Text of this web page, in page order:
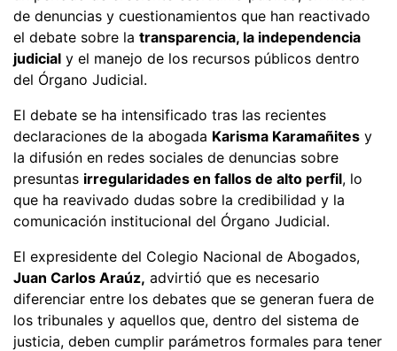
de denuncias y cuestionamientos que han reactivado
el debate sobre la transparencia, la independencia
judicial y el manejo de los recursos públicos dentro
del Órgano Judicial.
El debate se ha intensificado tras las recientes
declaraciones de la abogada Karisma Karamañites y
la difusión en redes sociales de denuncias sobre
presuntas irregularidades en fallos de alto perfil, lo
que ha reavivado dudas sobre la credibilidad y la
comunicación institucional del Órgano Judicial.
El expresidente del Colegio Nacional de Abogados,
Juan Carlos Araúz, advirtió que es necesario
diferenciar entre los debates que se generan fuera de
los tribunales y aquellos que, dentro del sistema de
justicia, deben cumplir parámetros formales para tener